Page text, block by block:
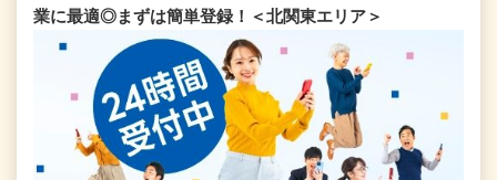
業に最適◎まずは簡単登録！＜北関東エリア＞